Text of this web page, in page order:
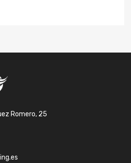
Romero, 25